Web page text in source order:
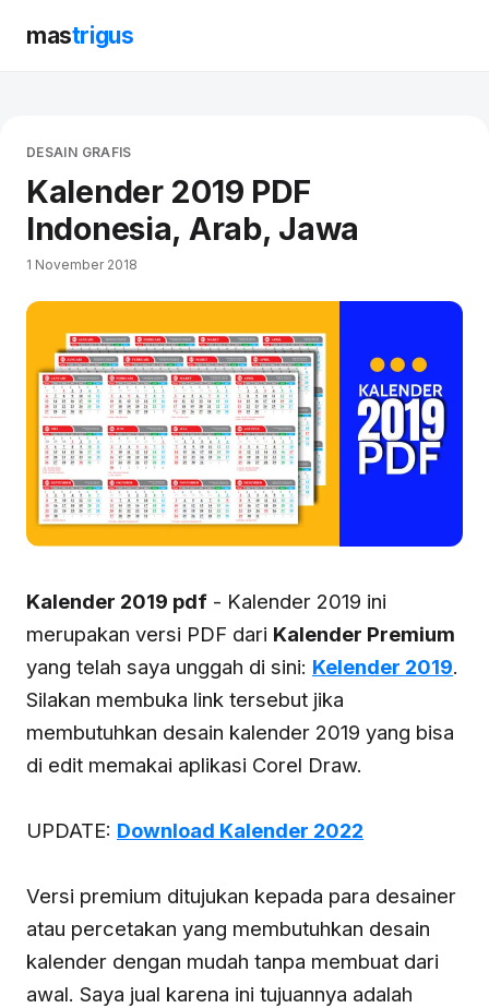
mastrigus
DESAIN GRAFIS
Kalender 2019 PDF
Indonesia, Arab, Jawa
1 November 2018
Kalender 2019 pdf - Kalender 2019 ini
merupakan versi PDF dari Kalender Premium
yang telah saya unggah di sini: Kelender 2019.
Silakan membuka link tersebut jika
membutuhkan desain kalender 2019 yang bisa
di edit memakai aplikasi Corel Draw.
UPDATE: Download Kalender 2022
Versi premium ditujukan kepada para desainer
atau percetakan yang membutuhkan desain
kalender dengan mudah tanpa membuat dari
awal. Saya jual karena ini tujuannya adalah